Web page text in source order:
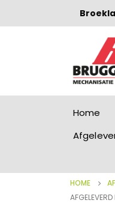
Home
HOME